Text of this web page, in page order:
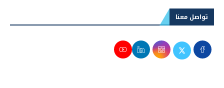
تواصل معنا